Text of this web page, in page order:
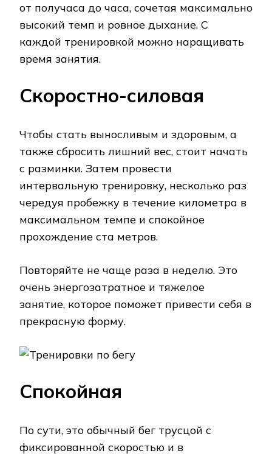
от получаса до часа, сочетая максимально
высокий темп и ровное дыхание. С
каждой тренировкой можно наращивать
время занятия.
Скоростно-силовая
Чтобы стать выносливым и здоровым, а
также сбросить лишний вес, стоит начать
с разминки. Затем провести
интервальную тренировку, несколько раз
чередуя пробежку в течение километра в
максимальном темпе и спокойное
прохождение ста метров.
Повторяйте не чаще раза в неделю. Это
очень энергозатратное и тяжелое
занятие, которое поможет привести себя в
прекрасную форму.
Спокойная
По сути, это обычный бег трусцой с
фиксированной скоростью и в